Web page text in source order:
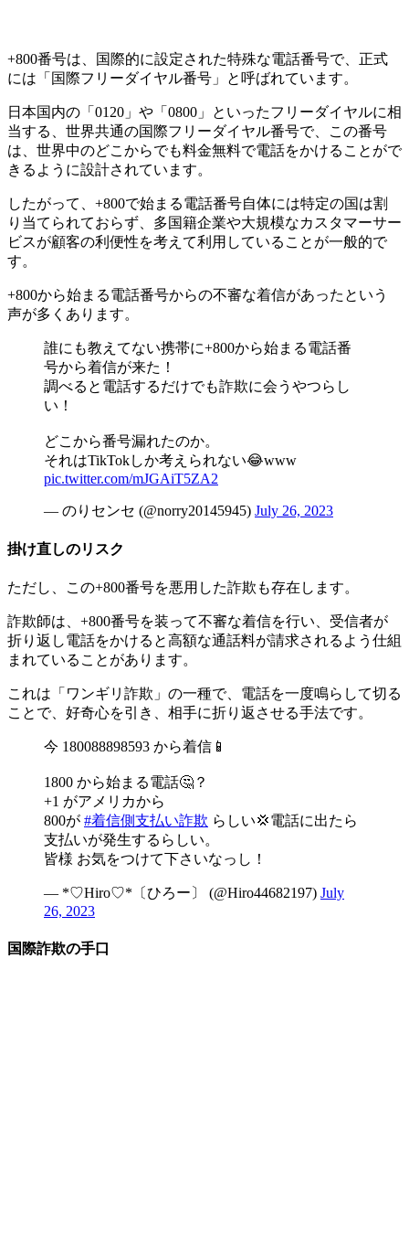
+800番号は、国際的に設定された特殊な電話番号で、正式
には「国際フリーダイヤル番号」と呼ばれています。
日本国内の「0120」や「0800」といったフリーダイヤルに相
当する、世界共通の国際フリーダイヤル番号で、この番号
は、世界中のどこからでも料金無料で電話をかけることがで
きるように設計されています。
したがって、+800で始まる電話番号自体には特定の国は割
り当てられておらず、多国籍企業や大規模なカスタマーサー
ビスが顧客の利便性を考えて利用していることが一般的で
す。
+800から始まる電話番号からの不審な着信があったという
声が多くあります。
誰にも教えてない携帯に+800から始まる電話番
号から着信が来た！
調べると電話するだけでも詐欺に会うやつらし
い！
どこから番号漏れたのか。
それはTikTokしか考えられない😂www
pic.twitter.com/mJGAiT5ZA2
— のりセンセ (@norry20145945) July 26, 2023
掛け直しのリスク
ただし、この+800番号を悪用した詐欺も存在します。
詐欺師は、+800番号を装って不審な着信を行い、受信者が
折り返し電話をかけると高額な通話料が請求されるよう仕組
まれていることがあります。
これは「ワンギリ詐欺」の一種で、電話を一度鳴らして切る
ことで、好奇心を引き、相手に折り返させる手法です。
今 180088898593 から着信📱
1800 から始まる電話🤔？
+1 がアメリカから
800が #着信側支払い詐欺 らしい💢電話に出たら
支払いが発生するらしい。
皆様 お気をつけて下さいなっし！
— *♡Hiro♡*〔ひろー〕 (@Hiro44682197) July
26, 2023
国際詐欺の手口